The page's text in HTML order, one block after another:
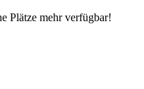
Plätze mehr verfügbar!